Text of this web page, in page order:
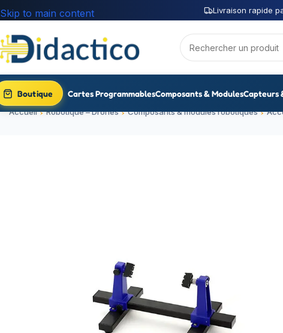
Livraison rapide
Skip to main content
Boutique Cartes ProgrammablesComposants & ModulesCapteurs
Accueil Robotique – Drones Composants & modules robotiques